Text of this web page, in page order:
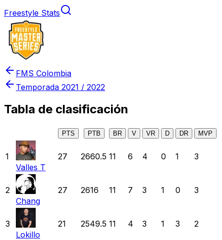
Freestyle Stats
FMS Colombia
Temporada 2021 / 2022
Tabla de clasificación
PTS PTB BR V VR D DR MVP
1
Valles T
27 2660.5 11 6 4 0 1 3
2
Chang
27 2616 11 7 3 1 0 3
3
Lokillo
21 2549.5 11 4 3 1 3 2